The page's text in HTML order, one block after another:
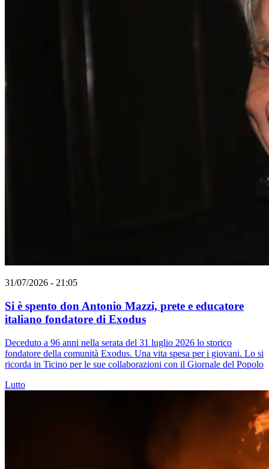
31/07/2026 - 21:05
Si è spento don Antonio Mazzi, prete e educatore
italiano fondatore di Exodus
Deceduto a 96 anni nella serata del 31 luglio 2026 lo storico
fondatore della comunità Exodus. Una vita spesa per i giovani. Lo si
ricorda in Ticino per le sue collaborazioni con il Giornale del Popolo
Lutto